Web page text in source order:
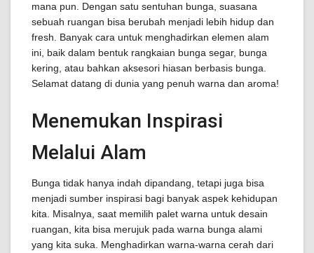
mana pun. Dengan satu sentuhan bunga, suasana
sebuah ruangan bisa berubah menjadi lebih hidup dan
fresh. Banyak cara untuk menghadirkan elemen alam
ini, baik dalam bentuk rangkaian bunga segar, bunga
kering, atau bahkan aksesori hiasan berbasis bunga.
Selamat datang di dunia yang penuh warna dan aroma!
Menemukan Inspirasi
Melalui Alam
Bunga tidak hanya indah dipandang, tetapi juga bisa
menjadi sumber inspirasi bagi banyak aspek kehidupan
kita. Misalnya, saat memilih palet warna untuk desain
ruangan, kita bisa merujuk pada warna bunga alami
yang kita suka. Menghadirkan warna-warna cerah dari